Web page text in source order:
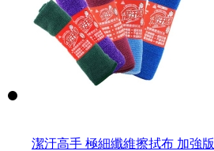
潔汙高手 極細纖維擦拭布 加強